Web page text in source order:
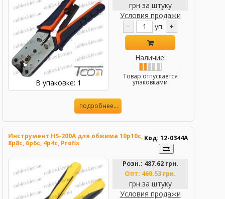
В упаковке: 1
грн за штуку
Условия продажи
−
уп. +
Наличие:
Товар отпускается
упаковками
подробнее...
Инструмент HS-200A для обжима 10p10c,
8p8c, 6p6c, 4p4c, Profix
Код: 12-0344A
Розн.: 487.62 грн.
Опт: 460.53 грн.
грн за штуку
Условия продажи